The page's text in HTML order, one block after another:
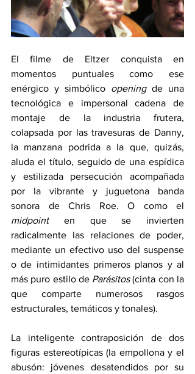
El filme de Eltzer conquista en
momentos puntuales como ese
enérgico y simbólico opening de una
tecnológica e impersonal cadena de
montaje de la industria frutera,
colapsada por las travesuras de Danny,
la manzana podrida a la que, quizás,
aluda el título, seguido de una espídica
y estilizada persecución acompañada
por la vibrante y juguetona banda
midpoint en que se invierten
radicalmente las relaciones de poder,
mediante un efectivo uso del suspense
o de intimidantes primeros planos y al
más puro estilo de Parásitos (cinta con la
que comparte numerosos rasgos
estructurales, temáticos y tonales).
La inteligente contraposición de dos
figuras estereotípicas (la empollona y el
abusón: jóvenes desatendidos por su